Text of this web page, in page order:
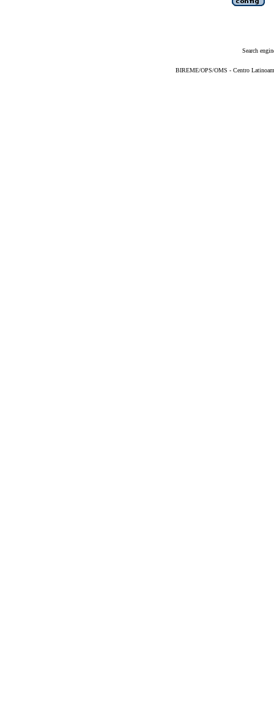
Search
BIREME/OPS/OMS - Centro